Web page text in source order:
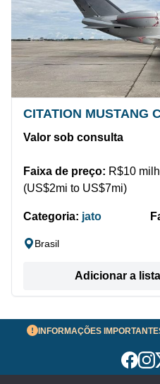
CITATION MUSTANG
Valor sob consulta
Faixa de preço: R$10
(US$2mi to US$7mi)
Categoria: jato
Brasil
Adicionar a
INFORMAÇÕES